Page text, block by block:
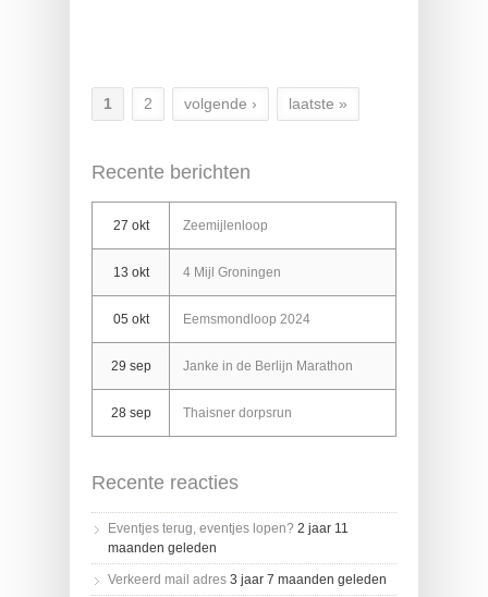
Pagina's
1 2 volgende › laatste »
Recente berichten
27 okt Zeemijlenloop
13 okt 4 Mijl Groningen
05 okt Eemsmondloop 2024
29 sep Janke in de Berlijn Marathon
28 sep Thaisner dorpsrun
Recente reacties
Eventjes terug, eventjes lopen? 2 jaar 11
maanden geleden
Verkeerd mail adres 3 jaar 7 maanden geleden